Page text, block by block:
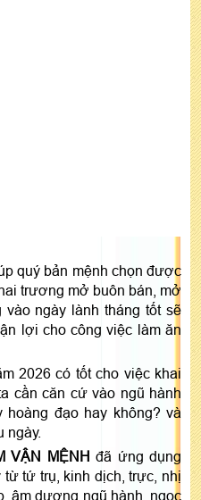
quý bản mệnh chọn được
trương mở buôn bán, mở
ngày lành tháng tốt sẽ
lợi cho công việc làm ăn
2026 có tốt cho việc khai
cần căn cứ vào ngũ hành
hoàng đạo hay không? và
ngày.
VẬN MỆNH đã ứng dụng
tứ trụ, kinh dịch, trực, nhị
âm dương ngũ hành, ngọc